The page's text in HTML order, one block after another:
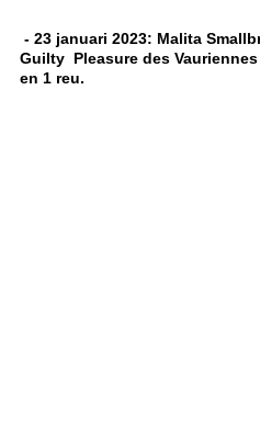
- 23 januari 2023: Malita
Guilty Pleasure des
en 1 reu.